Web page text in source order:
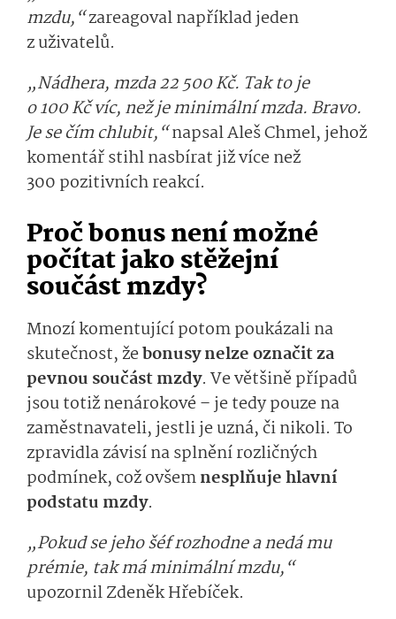
mzdu,“zareagoval například jeden
z uživatelů.
„Nádhera, mzda 22 500 Kč. Tak to je
o 100 Kč víc, než je minimální mzda. Bravo.
Je se čím chlubit,“napsal Aleš Chmel, jehož
komentář stihl nasbírat již více než
300 pozitivních reakcí.
Proč bonus není možné
počítat jako stěžejní
součást mzdy?
Mnozí komentující potom poukázali na
skutečnost, žebonusy nelze označit za
pevnou součást mzdy. Ve většině případů
jsou totiž nenárokové – je tedy pouze na
zaměstnavateli, jestli je uzná, či nikoli. To
zpravidla závisí na splnění rozličných
podmínek, což ovšemnesplňuje hlavní
podstatu mzdy.
„Pokud se jeho šéf rozhodne a nedá mu
prémie, tak má minimální mzdu,“
upozornil Zdeněk Hřebíček.